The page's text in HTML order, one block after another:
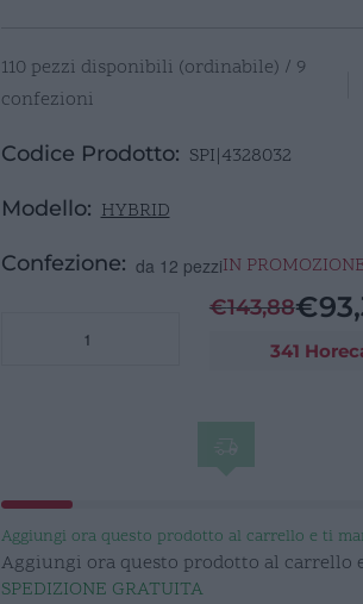
110 pezzi disponibili (ordinabile) / 9
confezioni
Codice Prodotto: SPI|4328032
Modello: HYBRID
Confezione: da 12 pezziIN
quantità
€143,88€
341
Aggiungi ora questo prodotto al carrello e ti
Aggiungi ora questo prodotto al carrello
SPEDIZIONE GRATUITA